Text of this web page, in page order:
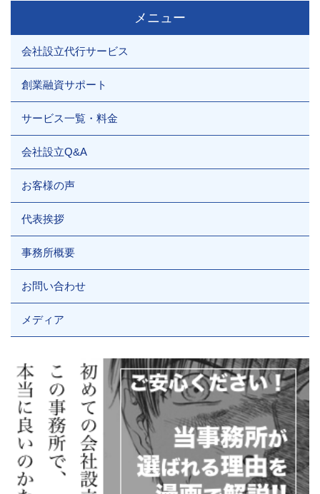
メニュー
会社設立代行サービス
創業融資サポート
サービス一覧・料金
会社設立Q&A
お客様の声
代表挨拶
事務所概要
お問い合わせ
メディア